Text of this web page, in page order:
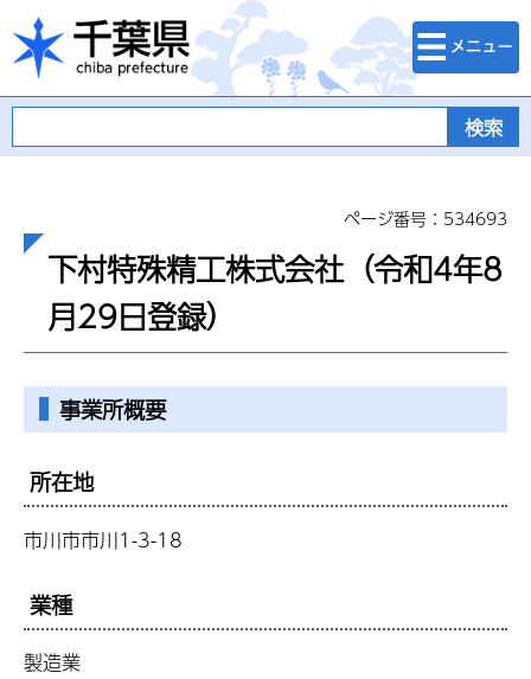
千葉県
検索・メニュ
ー
ページ番号：534693
下村特殊精工株式会社（令和4年8
月29日登録）
事業所概要
所在地
市川市市川1-3-18
業種
製造業